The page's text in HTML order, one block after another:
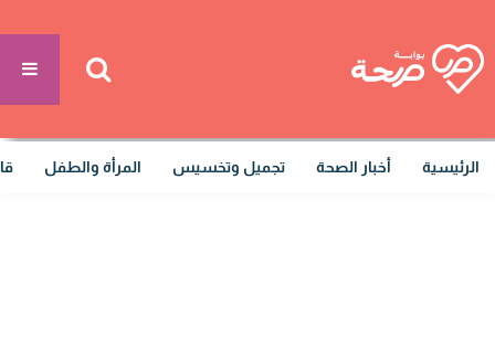
الرئيسية أخبار الصحة تجميل وتخسيس المرأة والطفل